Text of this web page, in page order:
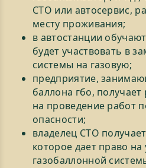
СТО или автосервис,
месту проживания;
в автостанции
будет участвовать в
системы на газовую;
предприятие,
баллона гбо,
на проведение работ
опасности;
владелец СТО
которое дает право на
газобаллонной